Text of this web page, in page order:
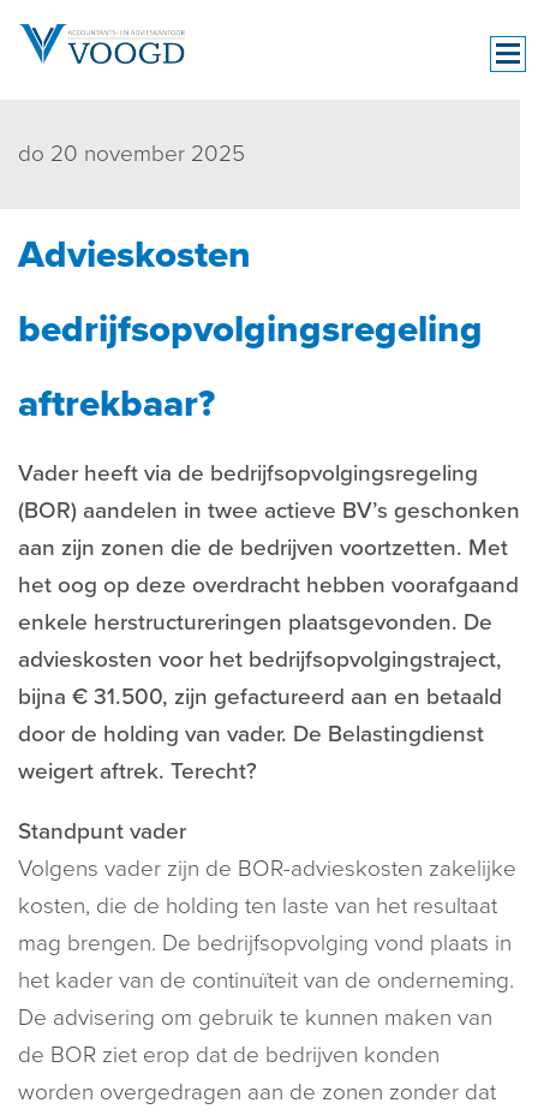
do 20 november 2025
Advieskosten
bedrijfsopvolgingsregeling
aftrekbaar?
Vader heeft via de bedrijfsopvolgingsregeling
(BOR) aandelen in twee actieve BV’s geschonken
aan zijn zonen die de bedrijven voortzetten. Met
het oog op deze overdracht hebben voorafgaand
enkele herstructureringen plaatsgevonden. De
advieskosten voor het bedrijfsopvolgingstraject,
bijna € 31.500, zijn gefactureerd aan en betaald
door de holding van vader. De Belastingdienst
weigert aftrek. Terecht?
Standpunt vader
Volgens vader zijn de BOR-advieskosten zakelijke
kosten, die de holding ten laste van het resultaat
mag brengen. De bedrijfsopvolging vond plaats in
het kader van de continuïteit van de onderneming.
De advisering om gebruik te kunnen maken van
de BOR ziet erop dat de bedrijven konden
worden overgedragen aan de zonen zonder dat